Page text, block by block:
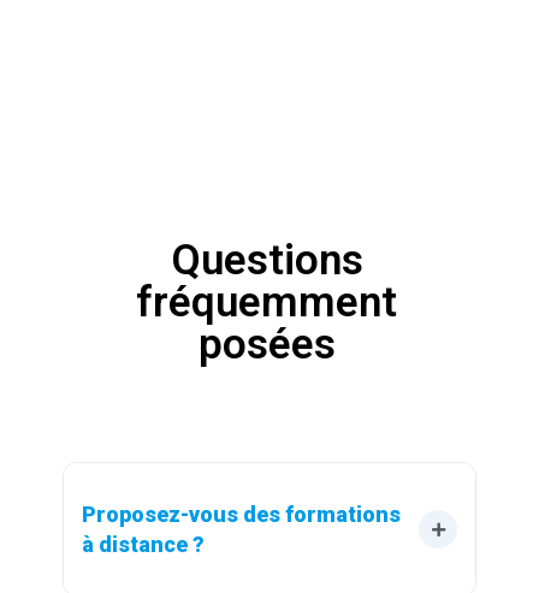
Questions
fréquemment
posées
Proposez-vous des formations
à distance ?